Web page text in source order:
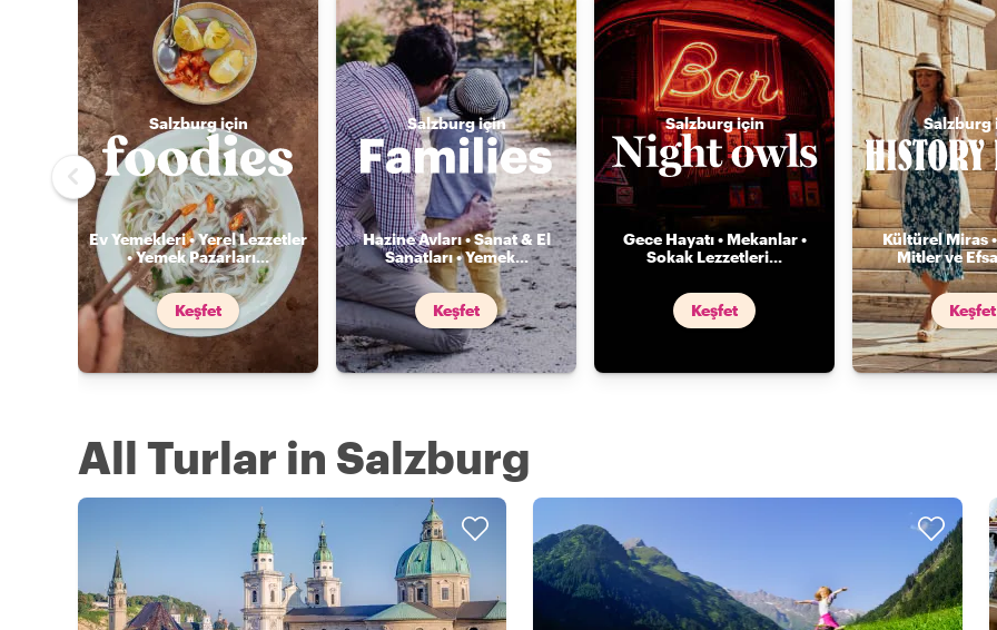
Salzburg için
Ev Yemekleri • Yerel Lezzetler
• Yemek Pazarları...
Keşfet
Salzburg için
Hazine Avları • Sanat & El
Sanatları • Yemek...
Keşfet
Salzburg için
Gece Hayatı • Mekanlar •
Sokak Lezzetleri...
Keşfet
Salzburg
Kültürel Miras
Mitler ve
Keşfet
All Turlar in Salzburg